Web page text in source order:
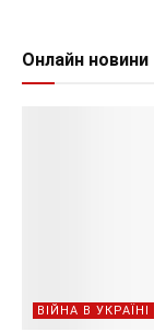
Онлайн новини
ВІЙНА В УКРАЇНІ